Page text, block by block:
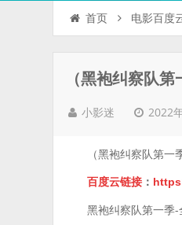
首页 电影百度
（黑袍纠察队
小影迷 2022
（黑袍纠察队第
百度云链接 ：
黑袍纠察队第一季